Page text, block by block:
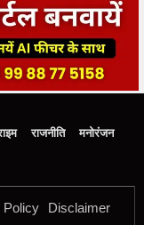
राजनीति
मनोरंजन
Policy
Disclaimer